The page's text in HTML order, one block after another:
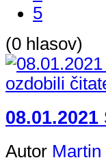
5
(0 hlasov)
Autor